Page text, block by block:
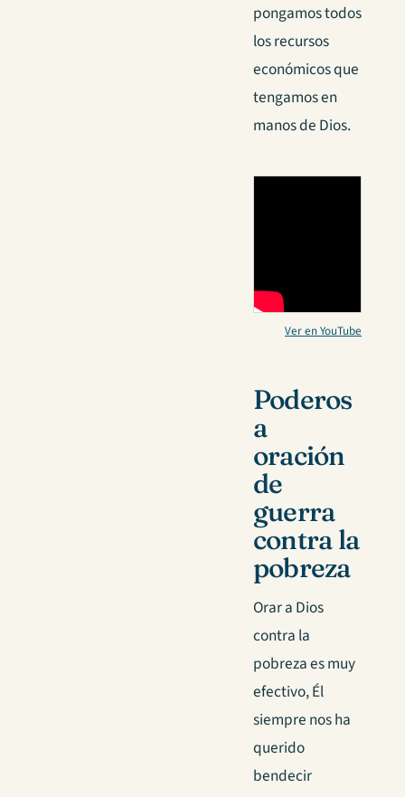
pongamos todos
los recursos
económicos que
tengamos en
manos de Dios.
Ver en YouTube
Poderos
a
oración
de
guerra
contra la
pobreza
Orar a Dios
contra la
pobreza es muy
efectivo, Él
siempre nos ha
querido
bendecir